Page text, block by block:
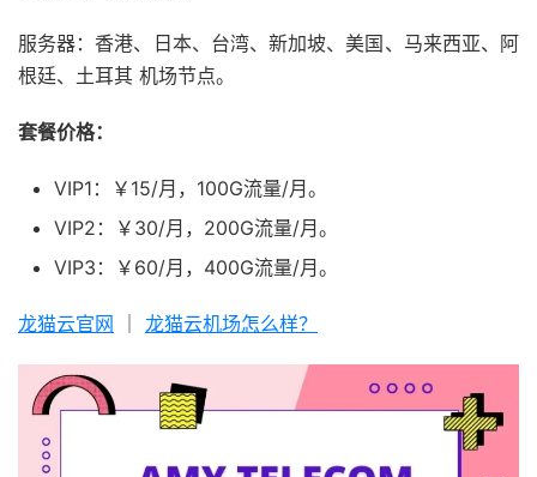
服务器：香港、日本、台湾、新加坡、美国、马来西亚、阿
根廷、土耳其 机场节点。
套餐价格：
VIP1：￥15/月，100G流量/月。
VIP2：￥30/月，200G流量/月。
VIP3：￥60/月，400G流量/月。
龙猫云官网 龙猫云机场怎么样？